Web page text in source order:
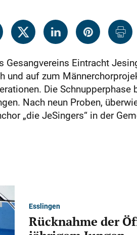
Gesangvereins Eintracht
und auf zum
Die
Nach neun Proben,
„die JeSingers“ in der
Esslingen
Rücknahme der